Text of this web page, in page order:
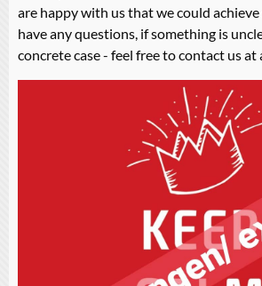
are happy with us that we could achieve
have any questions, if something is
concrete case - feel free to contact us at